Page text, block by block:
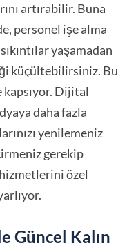
artırabilir. Buna
personel işe alma
yaşamadan
küçültebilirsiniz. Bu
Dijital
daha fazla
yenilemeniz
gerekip
özel
Güncel Kalın